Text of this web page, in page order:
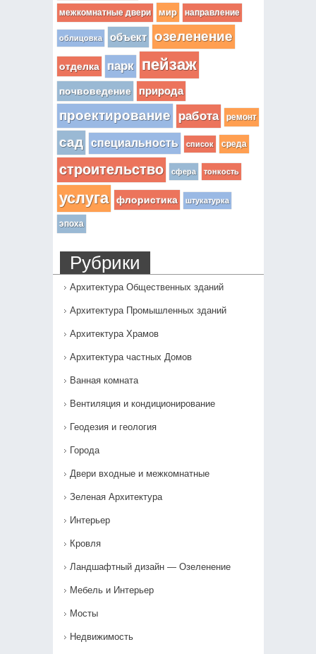
межкомнатные двери мир направление
облицовка объект озеленение
отделка парк пейзаж
почвоведение природа
проектирование работа ремонт
сад специальность список среда
строительство сфера тонкость
услуга флористика штукатурка
эпоха
Рубрики
Архитектура Общественных зданий
Архитектура Промышленных зданий
Архитектура Храмов
Архитектура частных Домов
Ванная комната
Вентиляция и кондиционирование
Геодезия и геология
Города
Двери входные и межкомнатные
Зеленая Архитектура
Интерьер
Кровля
Ландшафтный дизайн — Озеленение‎
Мебель и Интерьер
Мосты
Недвижимость